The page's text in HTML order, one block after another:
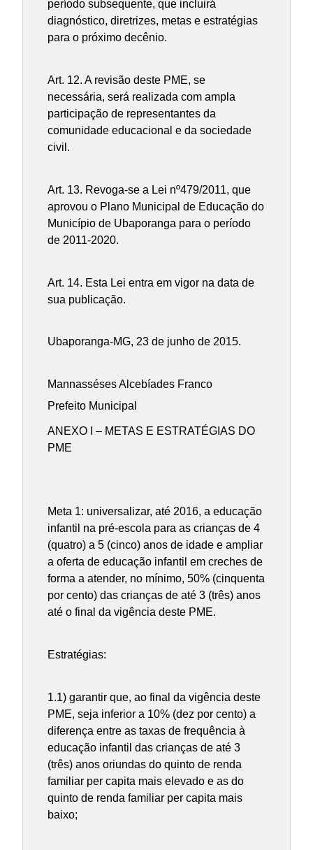
período subsequente, que incluirá
diagnóstico, diretrizes, metas e estratégias
para o próximo decênio.
Art. 12. A revisão deste PME, se
necessária, será realizada com ampla
participação de representantes da
comunidade educacional e da sociedade
civil.
Art. 13. Revoga-se a Lei nº479/2011, que
aprovou o Plano Municipal de Educação do
Município de Ubaporanga para o período
de 2011-2020.
Art. 14. Esta Lei entra em vigor na data de
sua publicação.
Ubaporanga-MG, 23 de junho de 2015.
Mannasséses Alcebíades Franco
Prefeito Municipal
ANEXO I – METAS E ESTRATÉGIAS DO
PME
Meta 1: universalizar, até 2016, a educação
infantil na pré-escola para as crianças de 4
(quatro) a 5 (cinco) anos de idade e ampliar
a oferta de educação infantil em creches de
forma a atender, no mínimo, 50% (cinquenta
por cento) das crianças de até 3 (três) anos
até o final da vigência deste PME.
Estratégias:
1.1) garantir que, ao final da vigência deste
PME, seja inferior a 10% (dez por cento) a
diferença entre as taxas de frequência à
educação infantil das crianças de até 3
(três) anos oriundas do quinto de renda
familiar per capita mais elevado e as do
quinto de renda familiar per capita mais
baixo;